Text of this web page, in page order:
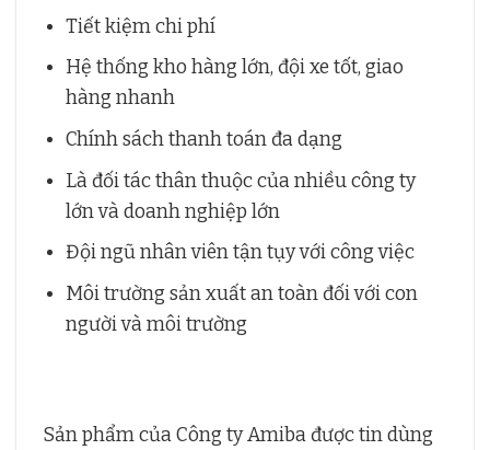
Tiết kiệm chi phí
Hệ thống kho hàng lớn, đội xe tốt, giao
hàng nhanh
Chính sách thanh toán đa dạng
Là đối tác thân thuộc của nhiều công ty
lớn và doanh nghiệp lớn
Đội ngũ nhân viên tận tụy với công việc
Môi trường sản xuất an toàn đối với con
người và môi trường
Sản phẩm của Công ty Amiba được tin dùng